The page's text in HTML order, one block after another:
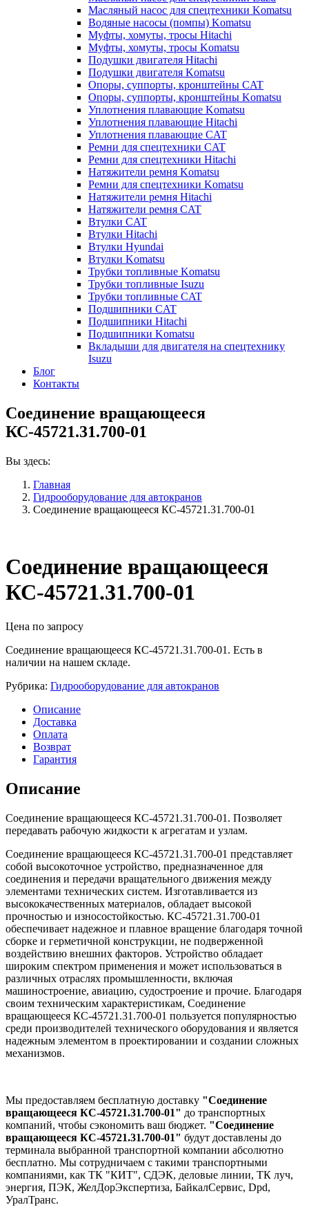
Масляный насос для спецтехники Komatsu
Водяные насосы (помпы) Komatsu
Муфты, хомуты, тросы Hitachi
Муфты, хомуты, тросы Komatsu
Подушки двигателя Hitachi
Подушки двигателя Komatsu
Опоры, суппорты, кронштейны CAT
Опоры, суппорты, кронштейны Komatsu
Уплотнения плавающие Komatsu
Уплотнения плавающие Hitachi
Уплотнения плавающие CAT
Ремни для спецтехники CAT
Ремни для спецтехники Hitachi
Натяжители ремня Komatsu
Ремни для спецтехники Komatsu
Натяжители ремня Hitachi
Натяжители ремня CAT
Втулки CAT
Втулки Hitachi
Втулки Hyundai
Втулки Komatsu
Трубки топливные Komatsu
Трубки топливные Isuzu
Трубки топливные CAT
Подшипники CAT
Подшипники Hitachi
Подшипники Komatsu
Вкладыши для двигателя на спецтехнику
Isuzu
Блог
Контакты
Соединение вращающееся
КС-45721.31.700-01
Вы здесь:
Главная
Гидрооборудование для автокранов
Соединение вращающееся КС-45721.31.700-01
Соединение вращающееся
КС-45721.31.700-01
Цена по запросу
Соединение вращающееся КС-45721.31.700-01. Есть в
наличии на нашем складе.
Рубрика: Гидрооборудование для автокранов
Описание
Доставка
Оплата
Возврат
Гарантия
Описание
Соединение вращающееся КС-45721.31.700-01. Позволяет
передавать рабочую жидкости к агрегатам и узлам.
Соединение вращающееся КС-45721.31.700-01 представляет
собой высокоточное устройство, предназначенное для
соединения и передачи вращательного движения между
элементами технических систем. Изготавливается из
высококачественных материалов, обладает высокой
прочностью и износостойкостью. КС-45721.31.700-01
обеспечивает надежное и плавное вращение благодаря точной
сборке и герметичной конструкции, не подверженной
воздействию внешних факторов. Устройство обладает
широким спектром применения и может использоваться в
различных отраслях промышленности, включая
машиностроение, авиацию, судостроение и прочие. Благодаря
своим техническим характеристикам, Соединение
вращающееся КС-45721.31.700-01 пользуется популярностью
среди производителей технического оборудования и является
надежным элементом в проектировании и создании сложных
механизмов.
Мы предоставляем бесплатную доставку "Соединение
вращающееся КС-45721.31.700-01" до транспортных
компаний, чтобы сэкономить ваш бюджет. "Соединение
вращающееся КС-45721.31.700-01" будут доставлены до
терминала выбранной транспортной компании абсолютно
бесплатно. Мы сотрудничаем с такими транспортными
компаниями, как ТК "КИТ", СДЭК, деловые линии, ТК луч,
энергия, ПЭК, ЖелДорЭкспертиза, БайкалСервис, Dpd,
УралТранс.